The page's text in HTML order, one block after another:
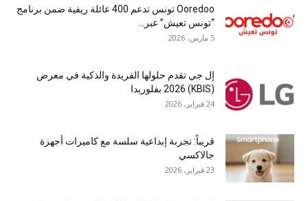
Ooredoo تونس تدعم 400 عائلة ريفية ضمن برنامج
“تونس تعيش” عبر...
5 مارس، 2026
إل جي تقدم حلولها الفريدة والذكية في معرض
(KBIS) 2026 بفلوريدا
24 فبراير، 2026
قريباً: تجربة إبداعية سلسة مع كاميرات أجهزة
جالاكسي
23 فبراير، 2026